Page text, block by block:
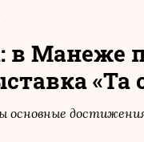
в Манеже
«Та
основные